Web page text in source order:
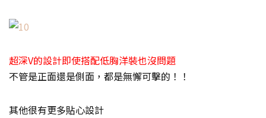
超深V的設計即使搭配低胸洋裝也沒問題
不管是正面還是側面，都是無懈可擊的！！
其他很有更多貼心設計